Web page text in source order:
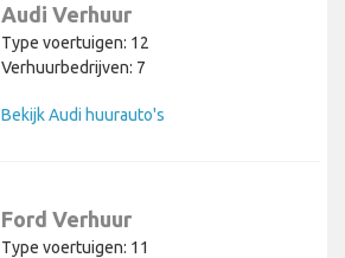
Audi Verhuur
Type voertuigen: 12
Verhuurbedrijven: 7
Bekijk Audi huurauto's
Ford Verhuur
Type voertuigen: 11